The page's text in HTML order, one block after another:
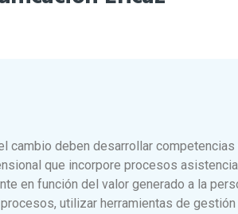
deben desarrollar
que incorpore procesos
en función del valor generado a la
utilizar herramientas de